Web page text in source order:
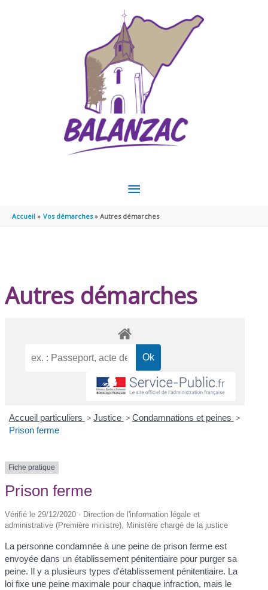
MENU
PRINCIPAL
Accueil Vos démarches Autres démarches
Autres démarches
Accueil particuliers > Justice > Condamnations et peines >
Prison ferme
Fiche pratique
Prison ferme
Vérifié le 29/12/2020 - Direction de l'information légale et
administrative (Première ministre), Ministère chargé de la justice
La personne condamnée à une peine de prison ferme est
envoyée dans un établissement pénitentiaire pour purger sa
peine. Il y a plusieurs types d'établissement pénitentiaire. La
loi fixe une peine maximale pour chaque infraction, mais le